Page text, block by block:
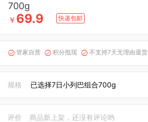
700g
￥ 69.9 快递包邮
 管家自营  积分抵现  不支持7天无理由退货
规格 已选择7日小列巴组合700g
评价 商品新上架，还没有评论哟